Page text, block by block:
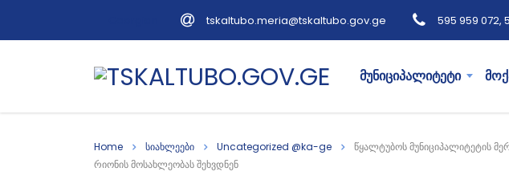
tskaltubo.meria@tskaltubo.gov.ge 595 959 072,
მუნიციპალიტეტი
Home სიახლეები Uncategorized @ka-ge
წყალტუბოს მუნიციპალიტეტის
რიონის მოსახლეობას შეხვდნენ